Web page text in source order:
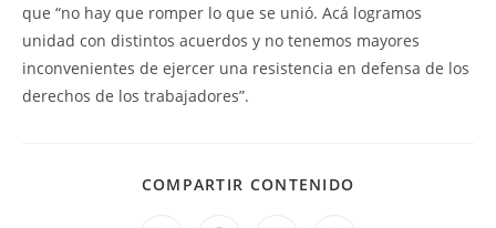
que “no hay que romper lo que se unió. Acá logramos
unidad con distintos acuerdos y no tenemos mayores
inconvenientes de ejercer una resistencia en defensa de los
derechos de los trabajadores”.
COMPARTIR CONTENIDO